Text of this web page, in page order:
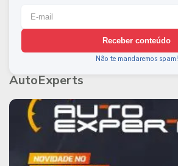
Receber conteúdo
Não te mandaremos spam!
AutoExperts